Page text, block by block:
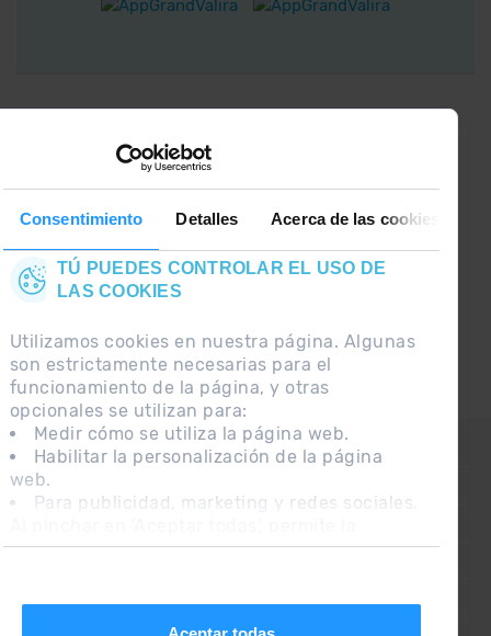
Consentimiento Detalles Acerca de las cookies
TÚ PUEDES CONTROLAR EL USO DE
LAS COOKIES
Utilizamos cookies en nuestra página. Algunas
son estrictamente necesarias para el
funcionamiento de la página, y otras
opcionales se utilizan para:
Medir cómo se utiliza la página web.
Habilitar la personalización de la página
web.
Para publicidad, marketing y redes sociales.
instalación de las cookies. Si prefieres
¡CONECTA CON
GRANDVALIRA!
entérate de lo último el primero :)
CONTACTO
PREGUNTAS FRECUENTES